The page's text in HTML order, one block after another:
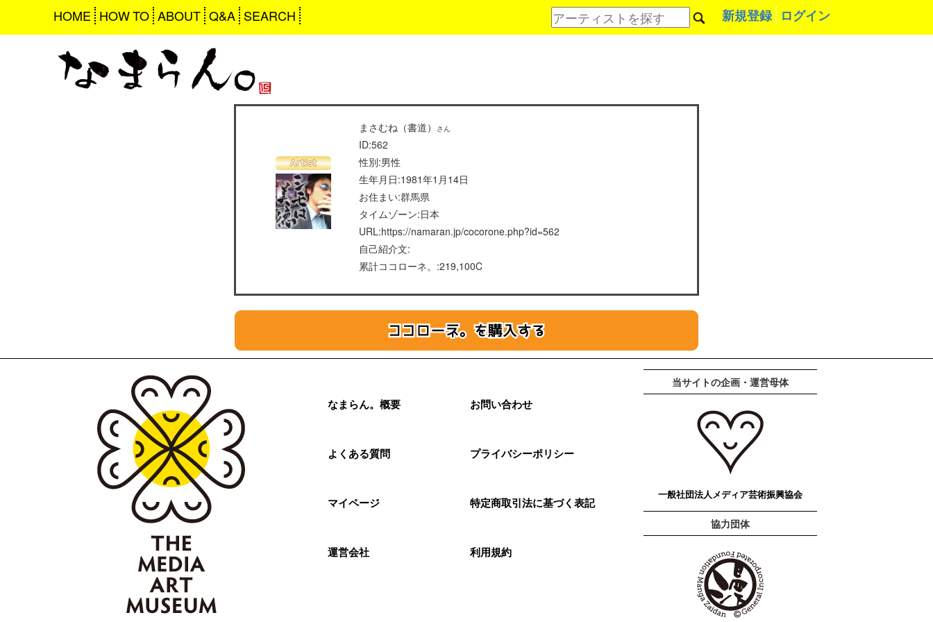
HOME HOW TO ABOUT Q&A SEARCH 新規登録 ログイン
まさむね（書道） さん
ID:562
性別:男性
生年月日:1981年1月14日
お住まい:群馬県
タイムゾーン:日本
URL:https://namaran.jp/cocorone.php?id=562
自己紹介文:
累計ココローネ。:219,100C
なまらん。概要
よくある質問
マイページ
運営会社
お問い合わせ
プライバシーポリシー
特定商取引法に基づく表記
利用規約
当サイトの企画・運営母体
一般社団法人メディア芸術振興協会
協力団体